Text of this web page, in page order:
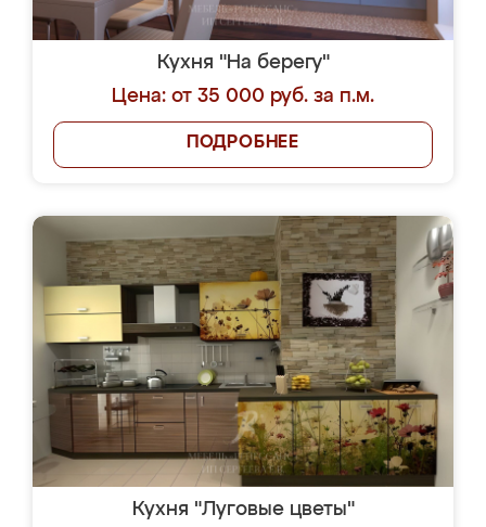
Кухня "На берегу"
Цена: от 35 000 руб. за п.м.
ПОДРОБНЕЕ
Кухня "Луговые цветы"